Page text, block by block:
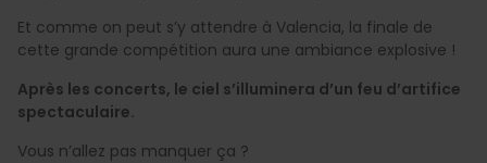
Et comme on peut s’y attendre à Valencia, la finale de
cette grande compétition aura une ambiance explosive !
Après les concerts, le ciel s’illuminera d’un feu d’artifice
spectaculaire.
Vous n’allez pas manquer ça ?